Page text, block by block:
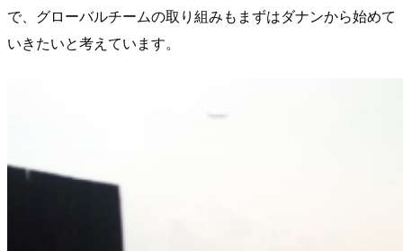
で、グローバルチームの取り組みもまずはダナンから始めて
いきたいと考えています。